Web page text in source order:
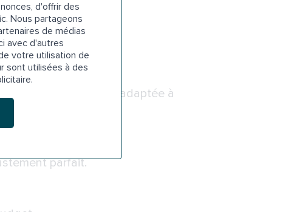
d'offrir des
Nous partageons
de médias
avec d'autres
votre utilisation de
sont utilisées à des
attentes.
la solution la mieux adaptée à
parfait.